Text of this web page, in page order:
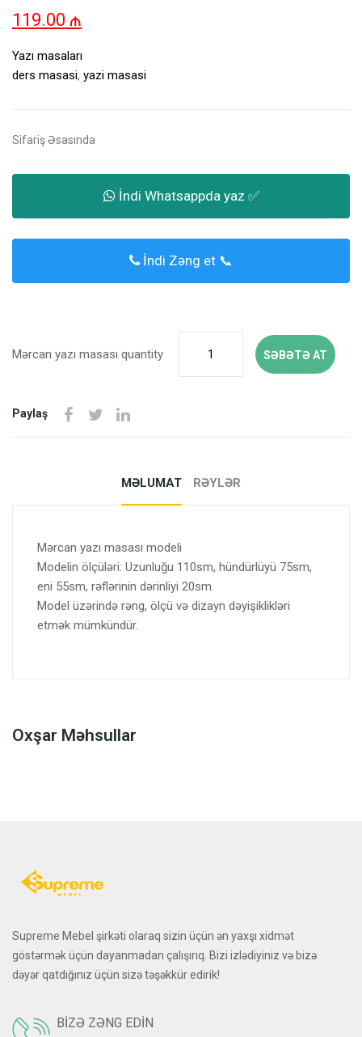
119.00 ₼
Yazı masaları
ders masasi, yazi masasi
Sifariş Əsasında
İndi Whatsappda yaz ✅
İndi Zəng et 📞
Mərcan yazı masası quantity SƏBƏTƏ AT
Paylaş
MƏLUMAT RƏYLƏR
Mərcan yazı masası modeli
Modelin ölçüləri: Uzunluğu 110sm, hündürlüyü 75sm,
eni 55sm, rəflərinin dərinliyi 20sm.
Model üzərində rəng, ölçü və dizayn dəyişiklikləri
etmək mümkündür.
Oxşar Məhsullar
Supreme Mebel şirkəti olaraq sizin üçün ən yaxşı xidmət
göstərmək üçün dayanmadan çalışırıq. Bizi izlədiyiniz və bizə
dəyər qatdığınız üçün sizə təşəkkür edirik!
BIZƏ ZƏNG EDIN